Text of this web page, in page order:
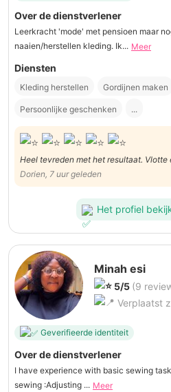
Over de dienstverlener
Leerkracht 'mode' met pensioen maar
naaien/herstellen kleding. Ik... Meer
Diensten
Kleding herstellen Gordijnen maken
Persoonlijke geschenken ...
Heel tevreden met het resultaat.
Dorien, 7 uur geleden
Het profiel
Minah esi
5/5 (9
Verplaatst
Geverifieerde identiteit
Over de dienstverlener
I have experience with basic sewing
sewing :Adjusting ... Meer